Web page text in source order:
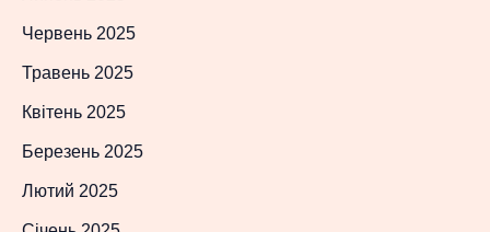
Червень 2025
Травень 2025
Квітень 2025
Березень 2025
Лютий 2025